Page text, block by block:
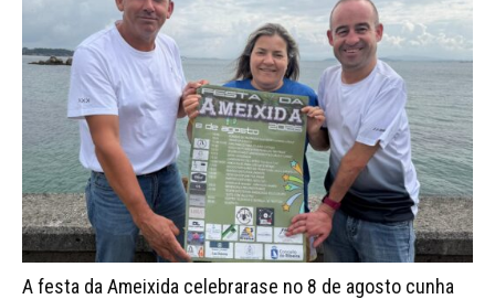
A festa da Ameixida celebrarase no 8 de agosto cunha